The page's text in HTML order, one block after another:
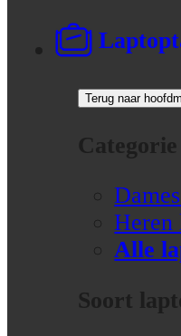
Terug naar
Categorie
Heren
Alle
Soort